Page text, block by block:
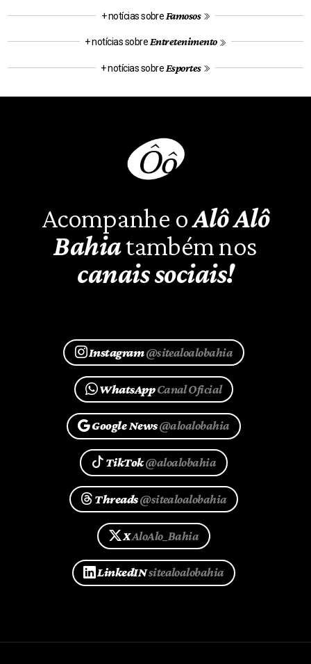
+ notícias sobre Famosos
+ notícias sobreEntretenimento
+ notícias sobre Esportes
Acompanhe oAlô Alô
Bahiatambém nos
canais sociais!
Instagram@sitealoalobahia
WhatsAppCanal Oficial
Google News@aloalobahia
TikTok@aloalobahia
Threads@sitealoalobahia
XAloAlo_Bahia
LinkedINsitealoalobahia